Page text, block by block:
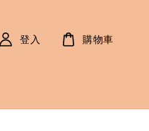
登入 購物車